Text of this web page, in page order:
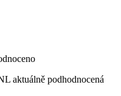
aktuálně podhodnocená